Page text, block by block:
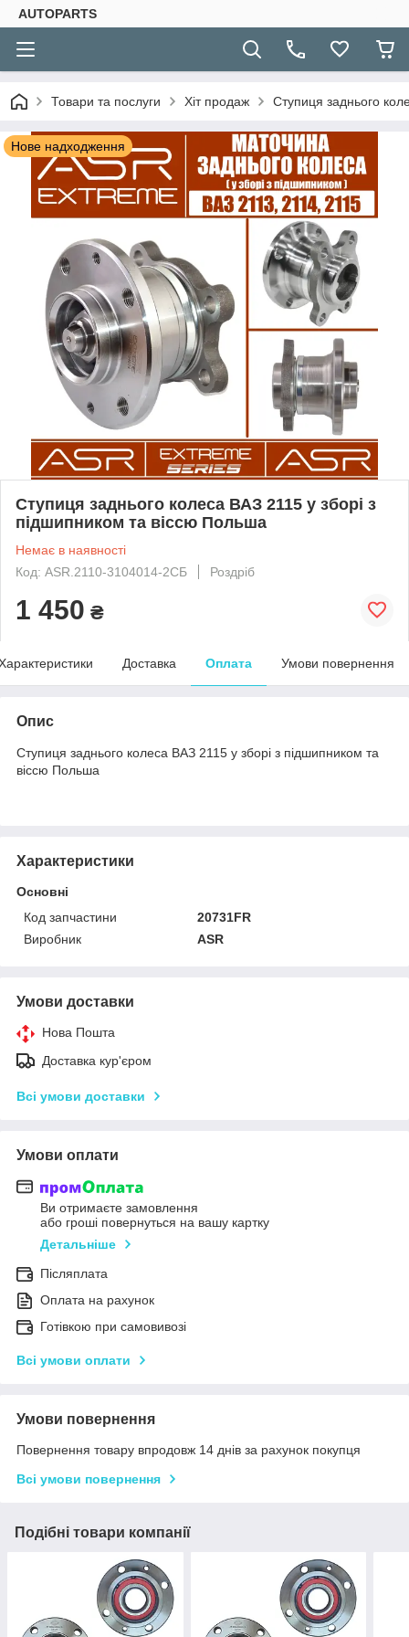
AUTOPARTS
Товари та послуги Хіт продаж Ступиця заднього
Нове надходження
Ступиця заднього колеса ВАЗ 2115 у зборі з
підшипником та віссю Польша
Немає в наявності
Код: ASR.2110-3104014-2СБ
Роздріб
1 450 ₴
Доставка Оплата Умови повернення
Опис
Ступиця заднього колеса ВАЗ 2115 у зборі з підшипником та
віссю Польша
Характеристики
Основні
Код запчастини
20731FR
Виробник
ASR
Умови доставки
Нова Пошта
Доставка кур'єром
Всі умови доставки
Умови оплати
Ви отримаєте замовлення
або гроші повернуться на вашу картку
Детальніше
Післяплата
Оплата на рахунок
Готівкою при самовивозі
Всі умови оплати
Умови повернення
Повернення товару впродовж 14 днів за рахунок покупця
Всі умови повернення
Подібні товари компанії